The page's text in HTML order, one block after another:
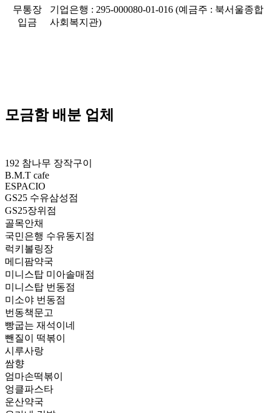
무통장
입금
기업은행 : 295-000080-01-016 (예금주 : 북서울종합
사회복지관)
모금함 배분 업체
192 참나무 장작구이
B.M.T cafe
ESPACIO
GS25 수유삼성점
GS25장위점
골목안채
국민은행 수유동지점
럭키볼링장
메디팜약국
미니스탑 미아솔매점
미니스탑 번동점
미소야 번동점
번동책문고
빵굽는 재석이네
뺀질이 떡볶이
시루사랑
쌈향
엄마손떡볶이
엉클파스타
운산약국